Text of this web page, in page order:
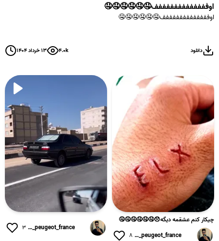
اوفففففففففففففف🤤🤤🤤🤤🤤🤤
اوفففففففففففففف🤤🤤🤤🤤🤤🤤
دانلود ۴.۰k ۱۳ خرداد ۱۴۰۴
چیکار کنم عشقمه دیگه😞🤤🤤🤤🤤🤤🤤
elx_peugeot_france ۸
elx_peugeot_france ۳